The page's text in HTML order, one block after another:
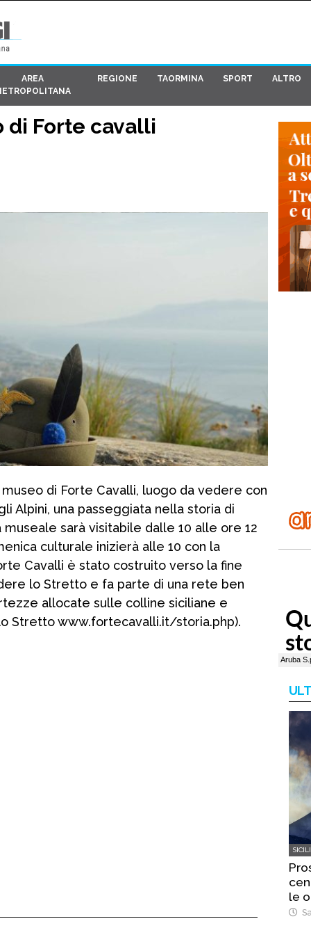
AREA
REGIONE TAORMINA SPORT ALTRO
di Forte cavalli
di Forte Cavalli, luogo da vedere con
Alpini, una passeggiata nella storia di
sarà visitabile dalle 10 alle ore 12
culturale inizierà alle 10 con la
Cavalli è stato costruito verso la fine
lo Stretto e fa parte di una rete ben
allocate sulle colline siciliane e
Stretto www.fortecavalli.it/storia.php).
le